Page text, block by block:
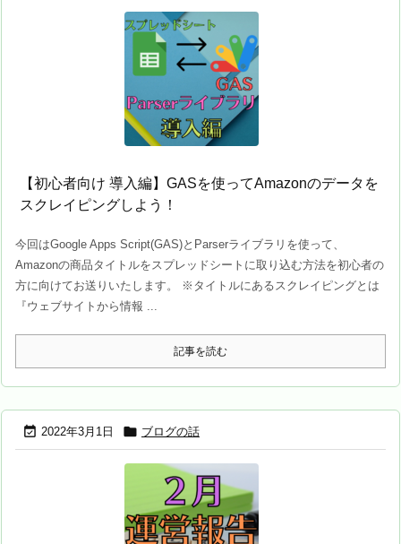
【初心者向け 導入編】GASを使ってAmazonのデータを
スクレイピングしよう！
今回はGoogle Apps Script(GAS)とParserライブラリを使って、
Amazonの商品タイトルをスプレッドシートに取り込む方法を初心者の
方に向けてお送りいたします。 ※タイトルにあるスクレイピングとは
『ウェブサイトから情報 ...
記事を読む
 2022年3月1日  ブログの話